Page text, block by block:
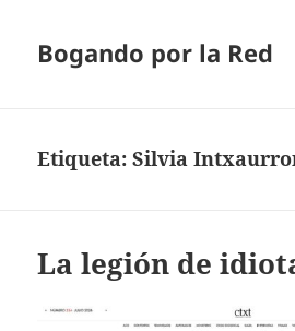
Bogando por la Red
Etiqueta:Silvia
La legión de